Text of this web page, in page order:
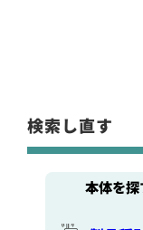
検索し直す
本体を探